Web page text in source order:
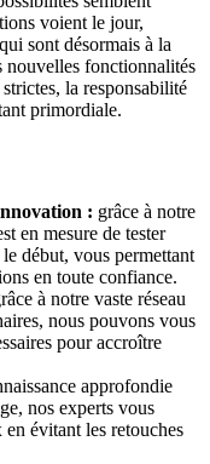
voient le jour,
sont désormais à la
nouvelles fonctionnalités
la responsabilité
primordiale.
: grâce à notre
en mesure de tester
début, vous permettant
en toute confiance.
à notre vaste réseau
nous pouvons vous
pour accroître
approfondie
nos experts vous
évitant les retouches